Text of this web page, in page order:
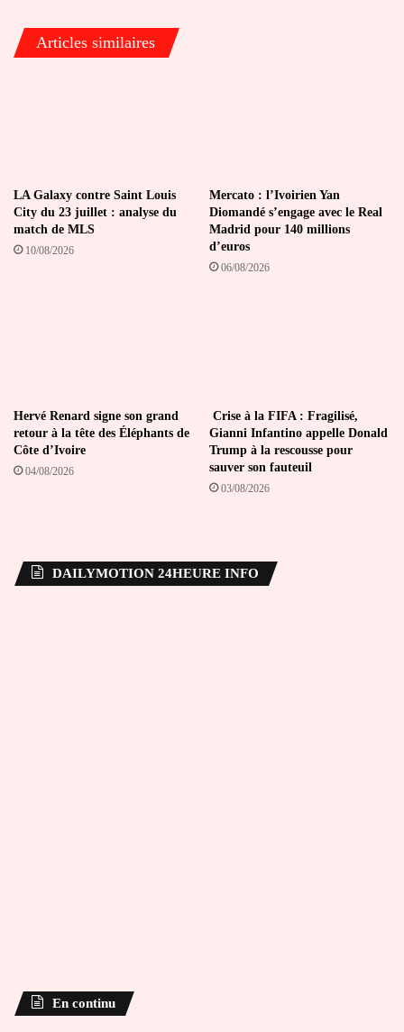
de
nationalité
Articles similaires
LA Galaxy contre Saint Louis
City du 23 juillet : analyse du
match de MLS
10/08/2026
Mercato : l’Ivoirien Yan
Diomandé s’engage avec le Real
Madrid pour 140 millions
d’euros
06/08/2026
Hervé Renard signe son grand
retour à la tête des Éléphants de
Côte d’Ivoire
04/08/2026
Crise à la FIFA : Fragilisé,
Gianni Infantino appelle Donald
Trump à la rescousse pour
sauver son fauteuil
03/08/2026
DAILYMOTION 24HEURE INFO
En continu